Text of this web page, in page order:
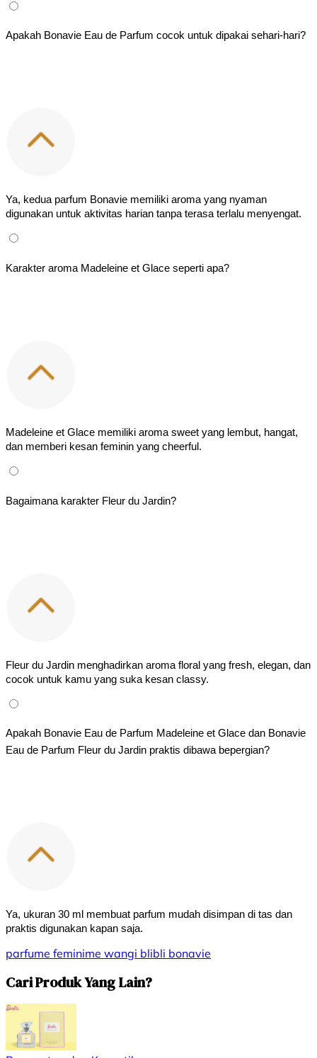
Apakah Bonavie Eau de Parfum cocok untuk dipakai sehari-hari?
Ya, kedua parfum Bonavie memiliki aroma yang nyaman
digunakan untuk aktivitas harian tanpa terasa terlalu menyengat.
Karakter aroma Madeleine et Glace seperti apa?
Madeleine et Glace memiliki aroma sweet yang lembut, hangat,
dan memberi kesan feminin yang cheerful.
Bagaimana karakter Fleur du Jardin?
Fleur du Jardin menghadirkan aroma floral yang fresh, elegan, dan
cocok untuk kamu yang suka kesan classy.
Apakah Bonavie Eau de Parfum Madeleine et Glace dan Bonavie
Eau de Parfum Fleur du Jardin praktis dibawa bepergian?
Ya, ukuran 30 ml membuat parfum mudah disimpan di tas dan
praktis digunakan kapan saja.
parfume feminime wangi blibli bonavie
Cari Produk Yang Lain?